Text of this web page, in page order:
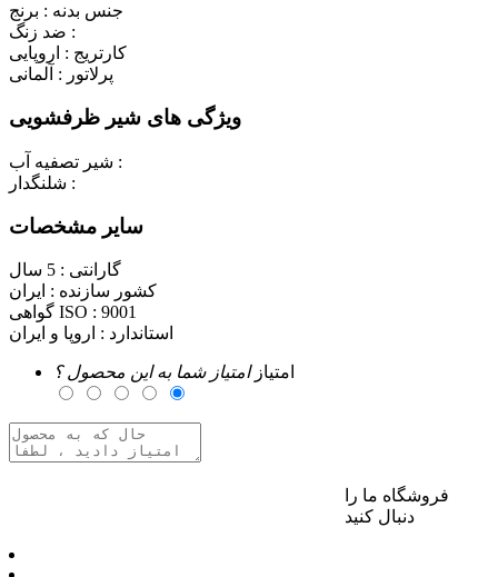
جنس بدنه : برنج
ضد زنگ :
کارتریج : اروپایی
پرلاتور : آلمانی
ویژگی های شیر ظرفشویی
شیر تصفیه آب :
شلنگدار :
سایر مشخصات
گارانتی : 5 سال
کشور سازنده : ایران
گواهی ISO : 9001
استاندارد : اروپا و ایران
امتیازامتیاز شما به این محصول ؟
فروشگاه ما را
دنبال کنید